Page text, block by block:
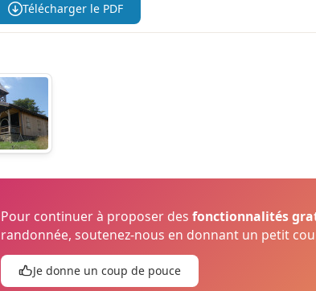
Télécharger le PDF
Pour continuer à proposer desfonctionnalités
randonnée, soutenez-nous en donnant un petit
Je donne un coup de pouce